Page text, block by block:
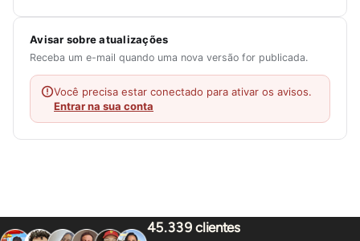
Avisar sobre atualizações
Receba um e-mail quando uma nova versão for publicada.
Você precisa estar conectado para ativar os avisos.
Entrar na sua conta
45.339 clientes